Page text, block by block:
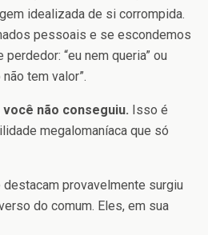
idealizada de si corrompida.
pessoais e se escondemos
“eu nem queria” ou
não tem valor”.
não conseguiu. Isso é
megalomaníaca que só
provavelmente surgiu
do comum. Eles, em sua